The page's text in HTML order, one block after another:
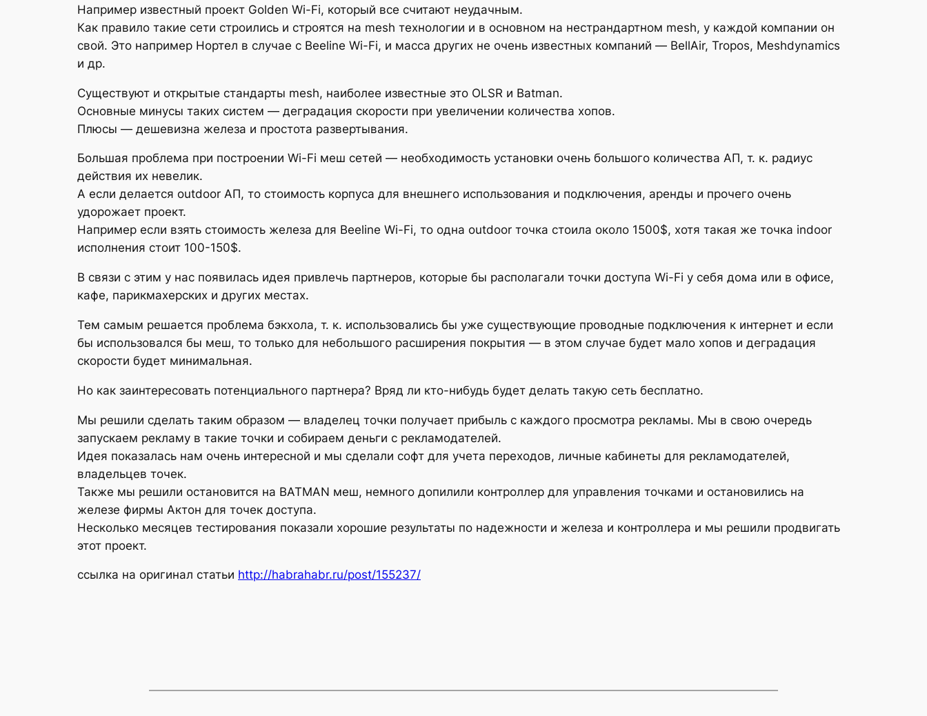
Например известный проект Golden Wi-Fi, который все считают неудачным.
Как правило такие сети строились и строятся на mesh технологии и в основном на нестрандартном mesh, у каждой компании он
свой. Это например Нортел в случае с Beeline Wi-Fi, и масса других не очень известных компаний — BellAir, Tropos, Meshdynamics
и др.
Существуют и открытые стандарты mesh, наиболее известные это OLSR и Batman.
Основные минусы таких систем — деградация скорости при увеличении количества хопов.
Плюсы — дешевизна железа и простота развертывания.
Большая проблема при построении Wi-Fi меш сетей — необходимость установки очень большого количества АП, т. к. радиус
действия их невелик.
А если делается outdoor АП, то стоимость корпуса для внешнего использования и подключения, аренды и прочего очень
удорожает проект.
Например если взять стоимость железа для Beeline Wi-Fi, то одна outdoor точка стоила около 1500$, хотя такая же точка indoor
исполнения стоит 100-150$.
В связи с этим у нас появилась идея привлечь партнеров, которые бы располагали точки доступа Wi-Fi у себя дома или в офисе,
кафе, парикмахерских и других местах.
Тем самым решается проблема бэкхола, т. к. использовались бы уже существующие проводные подключения к интернет и если
бы использовался бы меш, то только для небольшого расширения покрытия — в этом случае будет мало хопов и деградация
скорости будет минимальная.
Но как заинтересовать потенциального партнера? Вряд ли кто-нибудь будет делать такую сеть бесплатно.
Мы решили сделать таким образом — владелец точки получает прибыль с каждого просмотра рекламы. Мы в свою очередь
запускаем рекламу в такие точки и собираем деньги с рекламодателей.
Идея показалась нам очень интересной и мы сделали софт для учета переходов, личные кабинеты для рекламодателей,
владельцев точек.
Также мы решили остановится на BATMAN меш, немного допилили контроллер для управления точками и остановились на
железе фирмы Актон для точек доступа.
Несколько месяцев тестирования показали хорошие результаты по надежности и железа и контроллера и мы решили продвигать
этот проект.
ссылка на оригинал статьи http://habrahabr.ru/post/155237/